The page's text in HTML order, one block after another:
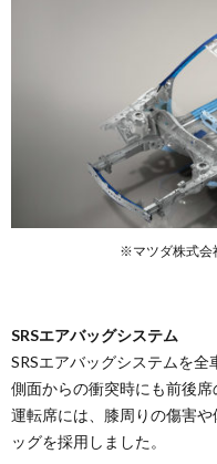
※マツダ株式会
SRSエアバッグシステム
SRSエアバッグシステムを全
側面からの衝突時にも前後
運転席には、膝周りの傷害
ッグを採用しました。